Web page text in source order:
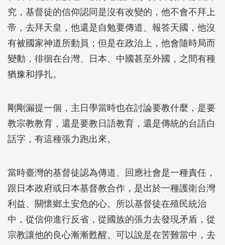
究，基督徒的信仰認同是沒有改變的，他不會不拜上
帝，去拜天皇，他還是自勉要傳道、報答天國，他沒
有被國家神道所動員；但是在政治上，他會隨時局而
變動，徘徊在台灣、日本、中國甚至外國，之間有種
猶豫和掙扎。
剛剛漏提一個，主日學當時也在討論要教什麼，是要
教宗教教育，還是要教日語教育，還是傳統的台語白
話字，有這種張力跑出來。
當時臺灣的基督徒認為傳道、回應社會是一種責任，
跟日本政府或日本基督教合作，是出於一種護衛台灣
利益、關懷鄉土安危的心。所以基督徒在殖民統治
中，從信仰進行反省，從國族的張力去發現矛盾，從
宗教讓他的良心漸漸甦醒。可以說是在苦難當中，去